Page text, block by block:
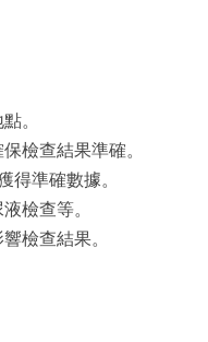
。
保檢查結果準確。
得準確數據。
液檢查等。
響檢查結果。